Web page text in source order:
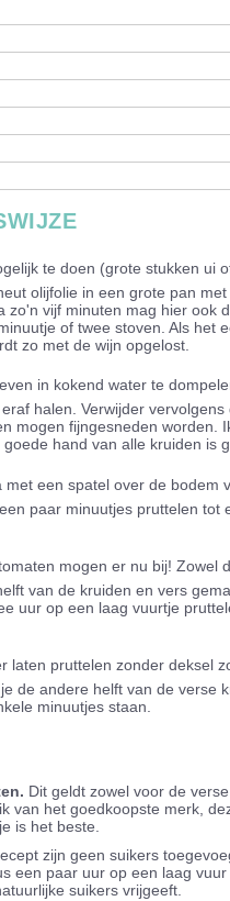
te doen (grote stukken ui
olijfolie in een grote pan met
zo'n vijf minuten mag hier ook
of twee stoven. Als het
zo met de wijn opgelost.
in kokend water te
halen. Verwijder vervolgens
mogen fijngesneden worden.
hand van alle kruiden is
een spatel over de bodem
paar minuutjes pruttelen tot
mogen er nu bij! Zowel
van de kruiden en vers
uur op een laag vuurtje
laten pruttelen zonder deksel
de andere helft van de verse
minuutjes staan.
Dit geldt zowel voor de
van het goedkoopste merk,
is het beste.
zijn geen suikers
een paar uur op een laag
suikers vrijgeeft.